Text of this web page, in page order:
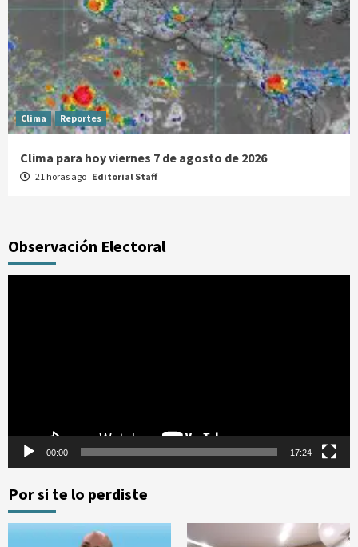
Clima Reportes
Clima para hoy viernes 7 de agosto de 2026
21 horas ago Editorial Staff
Observación Electoral
00:00 17:24
Por si te lo perdiste